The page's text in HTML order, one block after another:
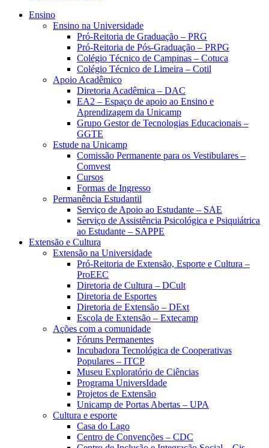
Ensino
Ensino na Universidade
Pró-Reitoria de Graduação – PRG
Pró-Reitoria de Pós-Graduação – PRPG
Colégio Técnico de Campinas – Cotuca
Colégio Técnico de Limeira – Cotil
Apoio Acadêmico
Diretoria Acadêmica – DAC
EA2 – Espaço de apoio ao Ensino e
Aprendizagem da Unicamp
Grupo Gestor de Tecnologias Educacionais –
GGTE
Estude na Unicamp
Comissão Permanente para os Vestibulares –
Comvest
Cursos
Formas de Ingresso
Permanência Estudantil
Serviço de Apoio ao Estudante – SAE
Serviço de Assistência Psicológica e Psiquiátrica
ao Estudante – SAPPE
Extensão e Cultura
Extensão na Universidade
Pró-Reitoria de Extensão, Esporte e Cultura –
ProEEC
Diretoria de Cultura – DCult
Diretoria de Esportes
Diretoria de Extensão – DExt
Escola de Extensão – Extecamp
Ações com a comunidade
Fóruns Permanentes
Incubadora Tecnológica de Cooperativas
Populares – ITCP
Museu Exploratório de Ciências
Programa UniversIdade
Projetos de Extensão
Unicamp de Portas Abertas – UPA
Cultura e esporte
Casa do Lago
Centro de Convenções – CDC